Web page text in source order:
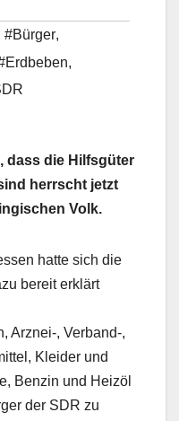
#Bürger,
,
dass die Hilfsgüter
herrscht jetzt
Volk.
hatte sich die
bereit erklärt
Arznei-, Verband-,
Kleider und
Benzin und Heizöl
der SDR zu